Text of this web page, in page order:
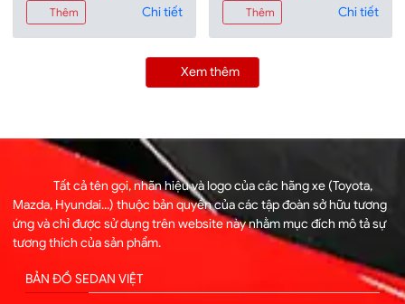
Thêm Chi tiết Thêm Chi tiết
Xem thêm
Tất cả tên gọi, nhãn hiệu và logo của các hãng xe (Toyota,
Mazda, Hyundai...) thuộc bản quyền của các tập đoàn sở hữu tương
ứng và chỉ được sử dụng trên website này nhằm mục đích mô tả sự
tương thích của sản phẩm.
BẢN ĐỒ SEDAN VIỆT